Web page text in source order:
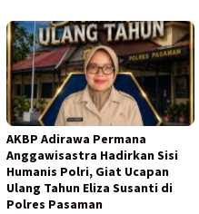
AKBP Adirawa Permana
Anggawisastra Hadirkan Sisi
Humanis Polri, Giat Ucapan
Ulang Tahun Eliza Susanti di
Polres Pasaman